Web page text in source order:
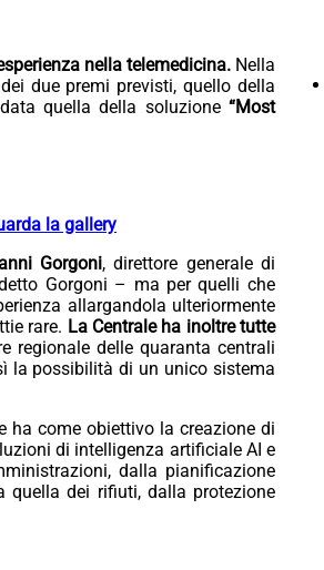
nella telemedicina.Nella
due premi previsti, quello della
quella della soluzione “Most
la gallery
Gorgoni, direttore generale di
Gorgoni – ma per quelli che
allargandola ulteriormente
rare. La Centrale ha inoltre tutte
regionale delle quaranta centrali
la possibilità di un unico sistema
ha come obiettivo la creazione di
di intelligenza artificiale AI e
dalla pianificazione
quella dei rifiuti, dalla protezione